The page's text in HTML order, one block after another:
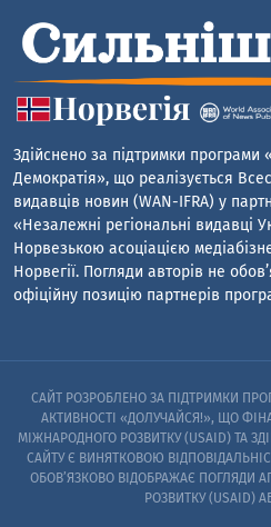
Здійснено за підтримки програми
Демократія», що реалізується
видавців новин (WAN-IFRA) у
«Незалежні регіональні видавці
Норвезькою асоціацією
Норвегії. Погляди авторів не
офіційну позицію партнерів
САЙТ РОЗРОБЛЕНО ЗА ПІДТРИМКИ
АКТИВНОСТІ «ДОЛУЧАЙСЯ!», ЩО
МІЖНАРОДНОГО РОЗВИТКУ (USAID) ТА
САЙТУ Є ВИНЯТКОВОЮ
ОБОВ’ЯЗКОВО ВІДОБРАЖАЄ ПОГЛЯДИ
РОЗВИТКУ (USAID)